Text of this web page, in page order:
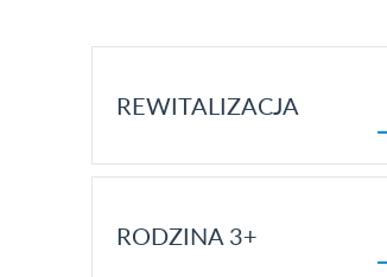
REWITALIZACJA
RODZINA 3+